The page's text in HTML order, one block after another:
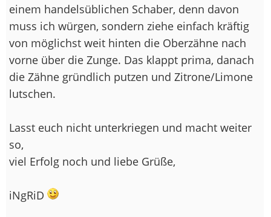
einem handelsüblichen Schaber, denn davon
muss ich würgen, sondern ziehe einfach kräftig
von möglichst weit hinten die Oberzähne nach
vorne über die Zunge. Das klappt prima, danach
die Zähne gründlich putzen und Zitrone/Limone
lutschen.
Lasst euch nicht unterkriegen und macht weiter
so,
viel Erfolg noch und liebe Grüße,
iNgRiD